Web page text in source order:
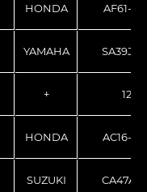
HONDA AF61-
YAMAHA SA39J-
+ 121
HONDA AC16-
SUZUKI CA47A-